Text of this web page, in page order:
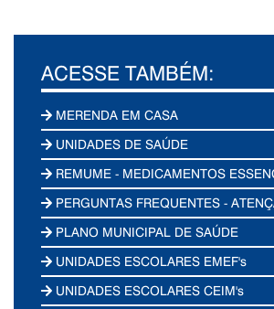
ACESSE TAMBÉM:
MERENDA EM CASA
UNIDADES DE SAÚDE
REMUME - MEDICAMENTOS
PERGUNTAS FREQUENTES -
PLANO MUNICIPAL DE SAÚDE
UNIDADES ESCOLARES EMEF's
UNIDADES ESCOLARES CEIM's